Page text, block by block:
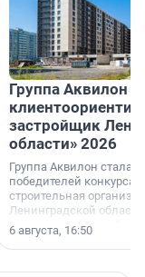
Группа Аквилон
застройщик
области» 2026
Группа Аквилон стала
победителей конкурса
строительная
Ленинградской области
номинации «Самый
застройщик
области».
6 августа, 16:50